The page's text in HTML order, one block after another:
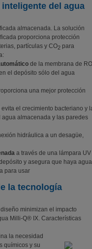
del agua
almacenada. La solución
proporciona protección
partículas y CO2 para
de la membrana de RO
el depósito sólo del agua
una mejor protección
evita el crecimiento bacteriano y
almacenada y las paredes
hidráulica a un desagüe,
a través de una lámpara UV
y asegura que haya agua
para usar
la tecnología
minimizan el impacto
Milli-Q® IX. Características
la necesidad
químicos y su